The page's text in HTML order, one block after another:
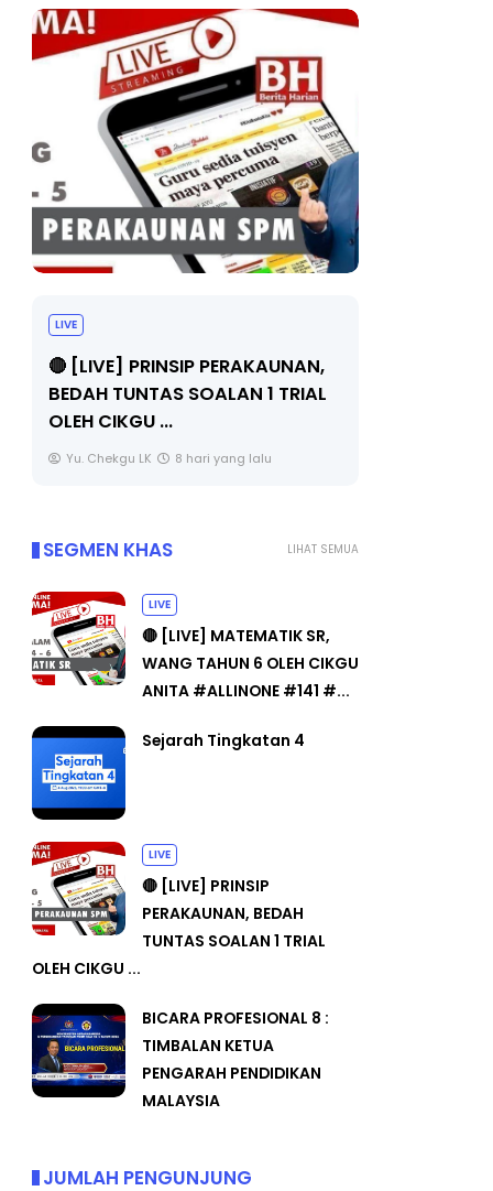
LIVE
🔴 [LIVE] PRINSIP PERAKAUNAN,
BEDAH TUNTAS SOALAN 1 TRIAL
OLEH CIKGU ...
Yu. Chekgu LK 8 hari yang lalu
LIHAT SEMUA
SEGMEN KHAS
LIVE
🔴 [LIVE] MATEMATIK SR,
WANG TAHUN 6 OLEH CIKGU
ANITA #ALLINONE #141 #...
Sejarah Tingkatan 4
LIVE
🔴 [LIVE] PRINSIP
PERAKAUNAN, BEDAH
TUNTAS SOALAN 1 TRIAL
OLEH CIKGU ...
BICARA PROFESIONAL 8 :
TIMBALAN KETUA
PENGARAH PENDIDIKAN
MALAYSIA
JUMLAH PENGUNJUNG